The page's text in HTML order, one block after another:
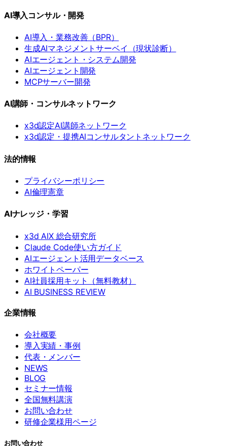
AI導入コンサル・開発
AI導入・業務改善（BPR）
生成AIマネジメントサーベイ（現状診断）
AIエージェント・システム開発
AIエージェント開発
MCPサーバー開発
AI講師・コンサルネットワーク
x3d認定AI講師ネットワーク
x3d認定・提携AIコンサルタントネットワーク
法的情報
プライバシーポリシー
AI倫理憲章
AIナレッジ・学習
x3d AIX 総合研究所
Claude Code使い方ガイド
AIエージェント活用データベース
ホワイトペーパー
AI社員採用キット（無料教材）
AI BUSINESS REVIEW
企業情報
会社概要
導入実績・事例
代表・メンバー
NEWS
BLOG
セミナー情報
全国無料講演
お問い合わせ
研修企業様用ページ
お問い合わせ